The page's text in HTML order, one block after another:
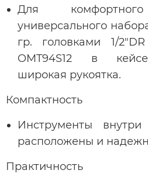
Для
универсального
гр. головками 1/
OMT94S12 в
широкая рукоятка.
Компактность
Инструменты
расположены и
Практичность